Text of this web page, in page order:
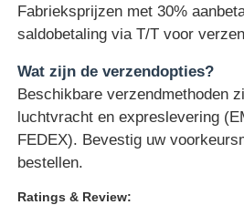
Fabrieksprijzen met 30%
saldobetaling via T/T voor
Wat zijn de verzendopties?
Beschikbare verzendmethoden
luchtvracht en expreslevering
FEDEX). Bevestig uw
bestellen.
Ratings & Review: